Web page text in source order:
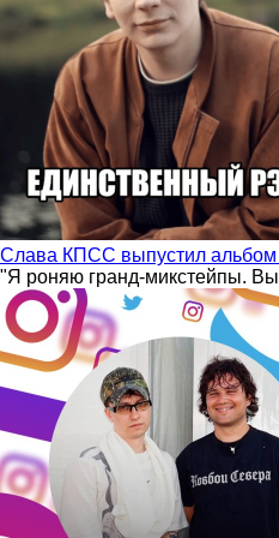
Слава КПСС выпустил альбом
"Я роняю гранд-микстейпы.